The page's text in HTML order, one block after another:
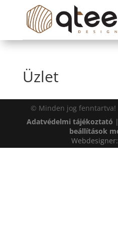
Üzlet
© Minden jog fenntartva!
Adatvédelmi tájékoztató |
beállítások
Webdesigner: